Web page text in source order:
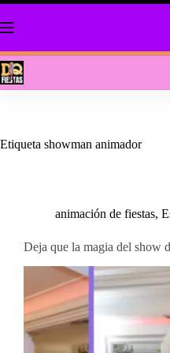
Saltar
al
contenido
Etiqueta showman animador
animación de fiestas,
Deja que la magia del show